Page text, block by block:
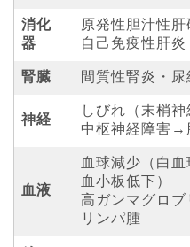
消化
器
原発性胆汁性肝
自己免疫性肝炎
腎臓 間質性腎炎・
神経
しびれ（末梢神
中枢神経障害→
血液
血球減少（白血
血小板低下）
高ガンマグロブ
リンパ腫